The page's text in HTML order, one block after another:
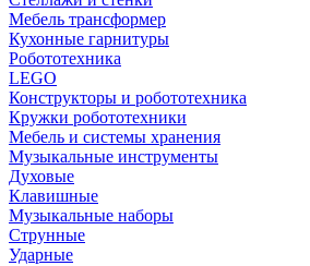
Мебель трансформер
Кухонные гарнитуры
Робототехника
LEGO
Конструкторы и робототехника
Кружки робототехники
Мебель и системы хранения
Музыкальные инструменты
Духовые
Клавишные
Музыкальные наборы
Струнные
Ударные